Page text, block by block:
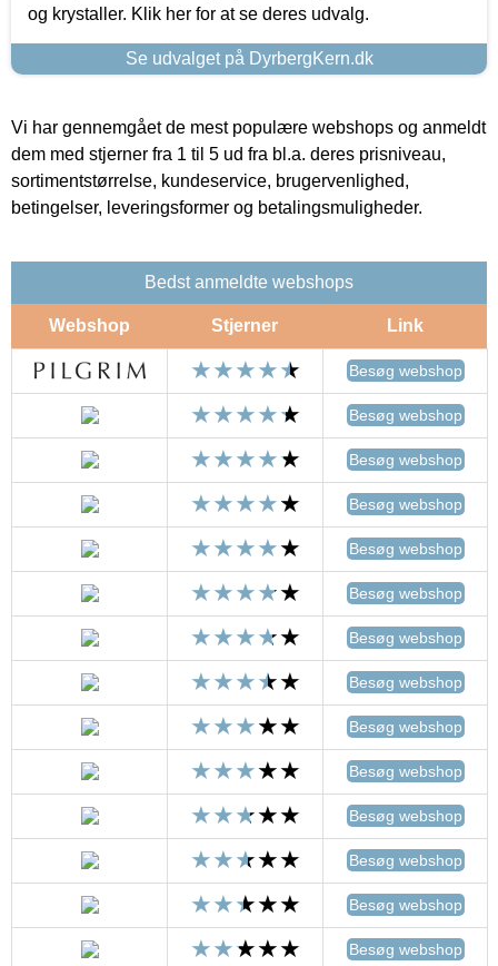
og krystaller. Klik her for at se deres udvalg.
Se udvalget på DyrbergKern.dk
Vi har gennemgået de mest populære webshops og anmeldt
dem med stjerner fra 1 til 5 ud fra bl.a. deres prisniveau,
sortimentstørrelse, kundeservice, brugervenlighed,
betingelser, leveringsformer og betalingsmuligheder.
Bedst anmeldte webshops
Webshop Stjerner Link
Besøg webshop
Besøg webshop
Besøg webshop
Besøg webshop
Besøg webshop
Besøg webshop
Besøg webshop
Besøg webshop
Besøg webshop
Besøg webshop
Besøg webshop
Besøg webshop
Besøg webshop
Besøg webshop